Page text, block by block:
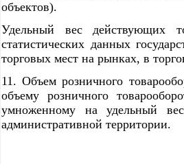
объектов).
Удельный вес действующих
статистических данных
торговых мест на рынках, в
11. Объем розничного
объему розничного
умноженному на удельный
административной территории.